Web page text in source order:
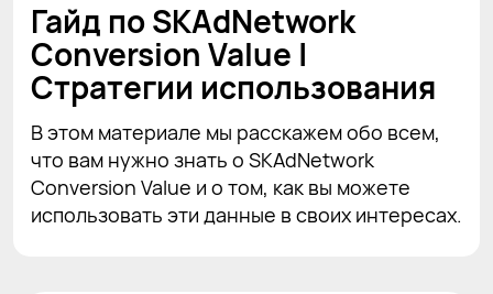
Гайд по SKAdNetwork
Conversion Value |
Стратегии использования
В этом материале мы расскажем обо всем,
что вам нужно знать о SKAdNetwork
Conversion Value и о том, как вы можете
использовать эти данные в своих интересах.